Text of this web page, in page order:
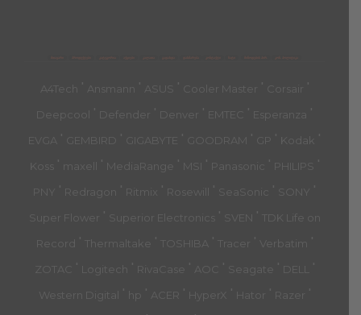
A4Tech ' Ansmann ' ASUS ' Cooler Master ' Corsair '
Deepcool ' Defender ' Denver ' EMTEC ' Esperanza '
EVGA ' GEMBIRD ' GIGABYTE ' GOODRAM ' GP ' Kodak '
Koss ' maxell ' MediaRange ' MSI ' Panasonic ' PHILIPS '
PNY ' Redragon ' Ritmix ' Rosewill ' SeaSonic ' SONY '
Super Flower ' Superior Electronics ' SVEN ' TDK Life on
Record ' Thermaltake ' TOSHIBA ' Tracer ' Verbatim '
ZOTAC ' Logitech ' RivaCase ' AOC ' Seagate ' DELL '
Western Digital ' hp ' ACER ' HyperX ' Hator ' Razer '